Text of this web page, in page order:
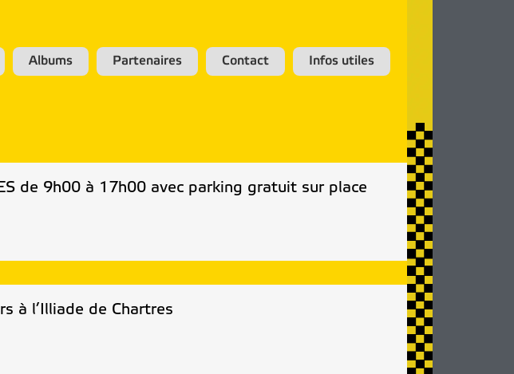
Albums Partenaires Contact Infos utiles
de 9h00 à 17h00 avec parking gratuit sur place
à l’Illiade de Chartres